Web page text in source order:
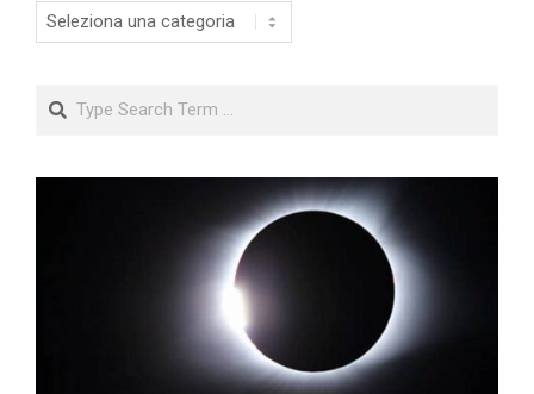
Categorie
Search